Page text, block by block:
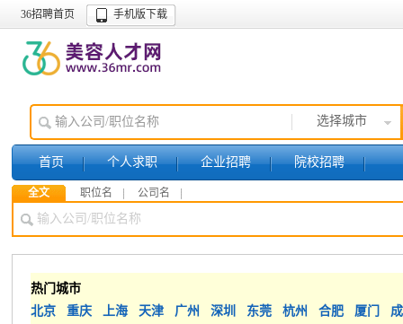
36招聘首页 手机版下载
选择城市
首页 个人求职 企业招聘 院校招聘
全文 职位名 公司名
热门城市
北京
重庆 上海 天津 广州 深圳 东莞 杭州 合肥 厦门